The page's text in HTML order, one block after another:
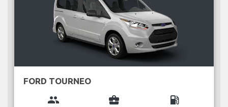
FORD TOURNEO
group business_center local_gas_station